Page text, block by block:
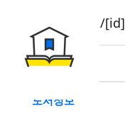
book/rent/[id]
대여
도서정보